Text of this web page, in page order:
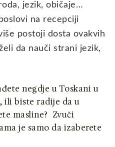
jezik, običaje…
na recepciji
postoji dosta ovakvih
da nauči strani jezik,
negdje u Toskani u
ili biste radije da u
masline? Zvuči
je samo da izaberete